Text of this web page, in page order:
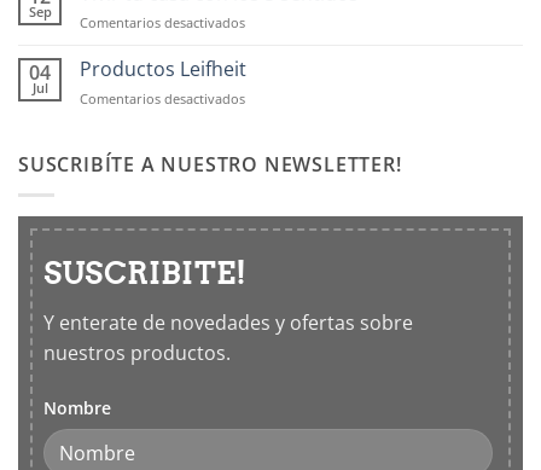
hermticos
cocina
Sep
Comentarios desactivadosen
tu
con
sentidos
04
Jul
Productos Leifheit
Comentarios desactivadosen
SUSCRIBÍTE A NUESTRO NEWSLETTER!
SUSCRIBITE!
Y enterate de novedades y ofertas sobre
nuestros productos.
Nombre